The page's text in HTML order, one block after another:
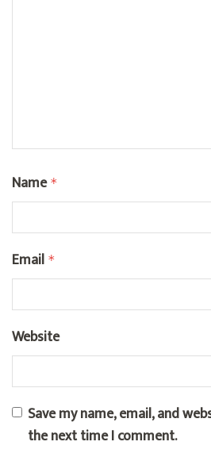
Name *
Email *
Website
Save my name, email, and
the next time I comment.